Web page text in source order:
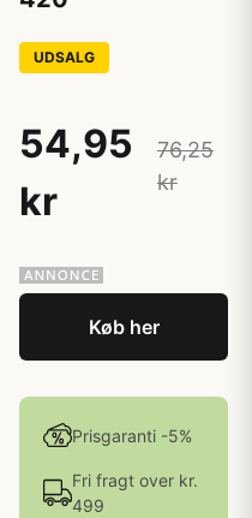
UDSALG
54,95
kr
76,25
kr
Køb her
Prisgaranti -5%
Fri fragt over kr.
499